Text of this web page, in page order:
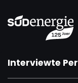
Interviewte